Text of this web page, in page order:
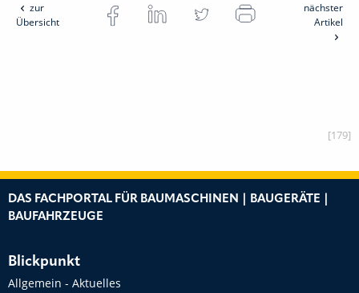
zur
Übersicht
nächster
Artikel
[179]
DAS FACHPORTAL FÜR BAUMASCHINEN | BAUGERÄTE |
BAUFAHRZEUGE
Blickpunkt
Allgemein - Aktuelles